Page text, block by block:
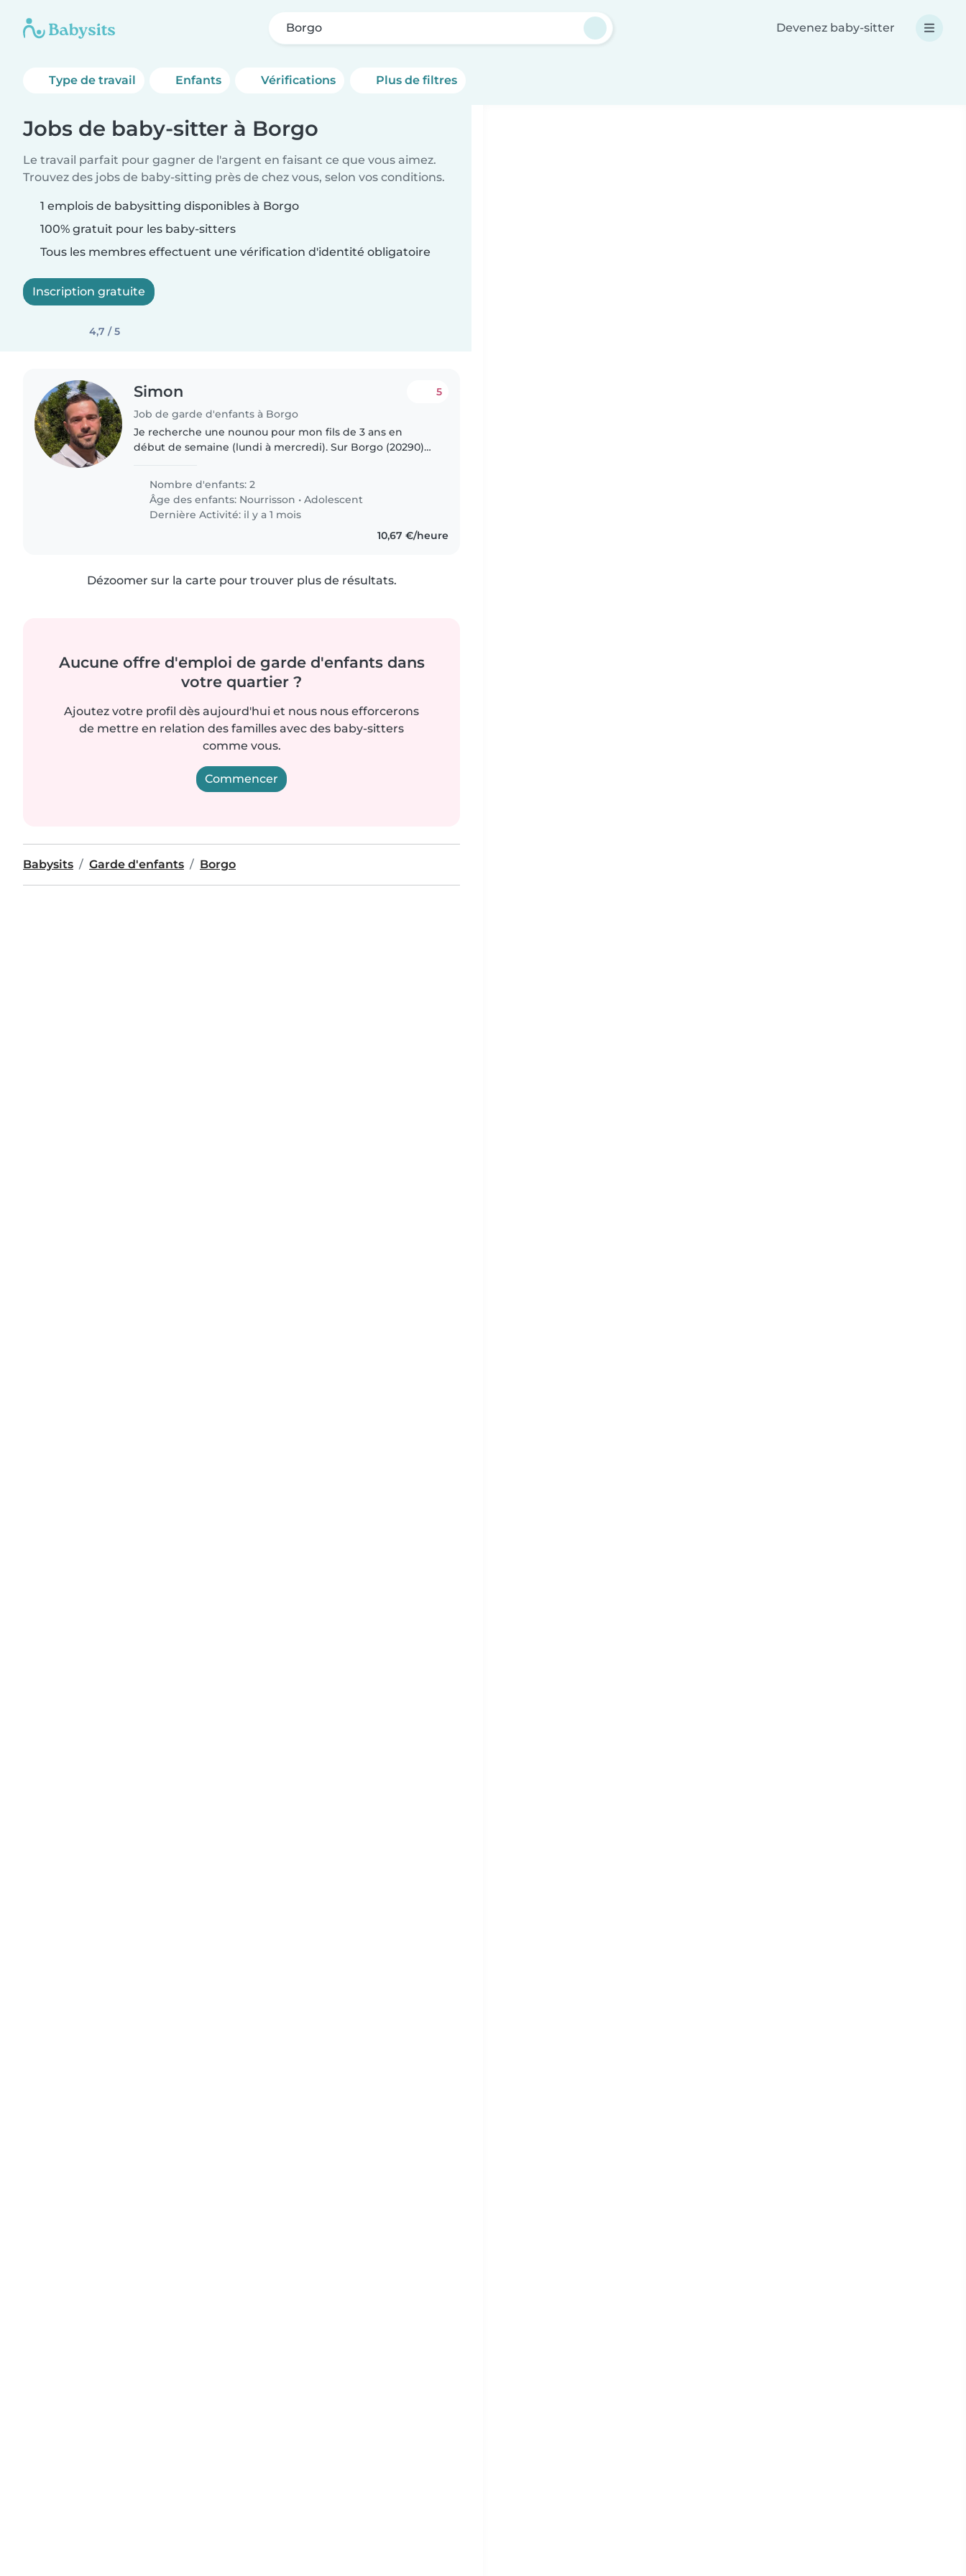
Borgo Devenez baby-sitter
Type de travail Enfants Vérifications Plus de filtres
Jobs de baby-sitter à Borgo
Le travail parfait pour gagner de l'argent en faisant ce que vous aimez.
Trouvez des jobs de baby-sitting près de chez vous, selon vos conditions.
1 emplois de babysitting disponibles à Borgo
100% gratuit pour les baby-sitters
Tous les membres effectuent une vérification d'identité obligatoire
Inscription gratuite
4,7 / 5
Simon
Job de garde d'enfants à Borgo
5
Je recherche une nounou pour mon fils de 3 ans en
début de semaine (lundi à mercredi). Sur Borgo (20290)
que du bonheur 😌..
Nombre d'enfants: 2
Âge des enfants: Nourrisson •Adolescent
Dernière Activité: il y a 1 mois
10,67 €/heure
Dézoomer sur la carte pour trouver plus de résultats.
Aucune offre d'emploi de garde d'enfants dans
votre quartier ?
Ajoutez votre profil dès aujourd'hui et nous nous efforcerons
de mettre en relation des familles avec des baby-sitters
comme vous.
Commencer
Babysits Garde d'enfants Borgo